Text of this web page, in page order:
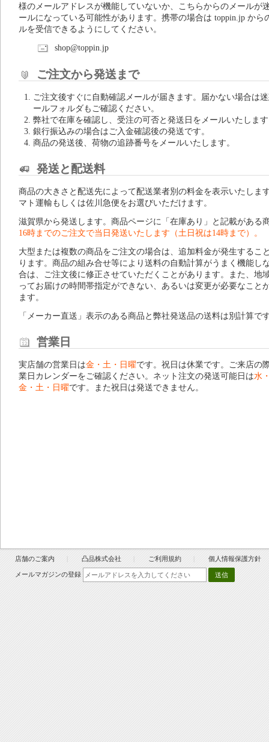
様のメールアドレスが機能していないか、こちらからのメールが
ールになっている可能性があります。携帯の場合は toppin.jp から
ルを受信できるようにしてください。
shop@toppin.jp
ご注文から発送まで
ご注文後すぐに自動確認メールが届きます。届かない場合は
ールフォルダもご確認ください。
弊社で在庫を確認し、受注の可否と発送日をメールいたしま
銀行振込みの場合はご入金確認後の発送です。
商品の発送後、荷物の追跡番号をメールいたします。
発送と配送料
商品の大きさと配送先によって配送業者別の料金を表示いたしま
マト運輸もしくは佐川急便をお選びいただけます。
滋賀県から発送します。商品ページに「在庫あり」と記載がある
16時までのご注文で当日発送いたします（土日祝は14時まで）。
大型または複数の商品をご注文の場合は、追加料金が発生するこ
ります。商品の組み合せ等により送料の自動計算がうまく機能し
合は、ご注文後に修正させていただくことがあります。また、地
ってお届けの時間帯指定ができない、あるいは変更が必要なこと
ます。
「メーカー直送」表示のある商品と弊社発送品の送料は別計算で
営業日
実店舗の営業日は金・土・日曜です。祝日は休業です。ご来店の
業日カレンダーをご確認ください。ネット注文の発送可能日は水
金・土・日曜です。また祝日は発送できません。
店舗のご案内 凸品株式会社 ご利用規約 個人情報保護方針
メールマガジンの登録 送信